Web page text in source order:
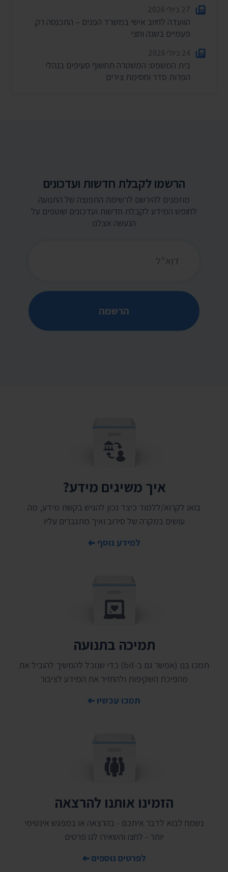
27 ביולי 2026
הוועדה לחיוב אישי במשרד הפנים – התכנסה רק
פעמיים בשנה וחצי
24 ביולי 2026
בית המשפט: המשטרה תחשוף סעיפים בנהלי
הפרות סדר וחסימת צירים
הרשמו לקבלת חדשות ועדכונים
מוזמנים להירשם לרשימת התפוצה של התנועה
לחופש המידע לקבלת חדשות ועדכונים שוטפים על
הנעשה אצלנו
הרשמה
איך משיגים מידע?
בואו לקרוא/ללמוד כיצד נכון להגיש בקשת מידע, מה
עושים במקרה של סירוב ואיך מתגברים עליו
למידע נוסף
תמיכה בתנועה
תמכו בנו (אפשר גם ב-bit) כדי שנוכל להמשיך להוביל את
מהפיכת השקיפות ולהחזיר את המידע לציבור
תמכו עכשיו
הזמינו אותנו להרצאה
נשמח לבוא לדבר איתכם - בהרצאה או במפגש אינטימי
יותר - לחצו והשאירו לנו פרטים
לפרטים נוספים